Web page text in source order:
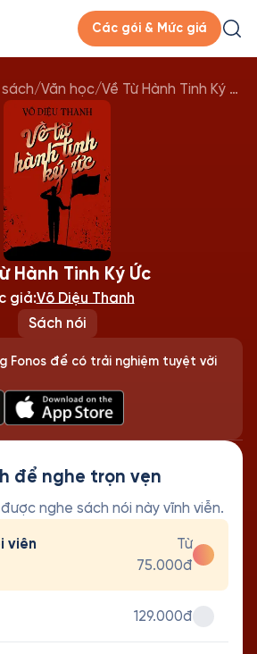
Các gói & Mức giá
/Văn học/ Về Từ Hành Tinh Ký Ức
Sách nói
Hành Tinh Ký Ức
giả:Võ Diệu Thanh
Fonos để có trải nghiệm tuyệt vời
để nghe trọn vẹn
nghe sách nói này vĩnh viễn.
viên
Từ
75.000đ
129.000đ